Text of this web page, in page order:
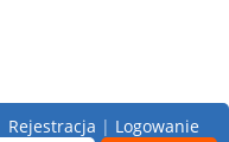
Rejestracja | Logowanie